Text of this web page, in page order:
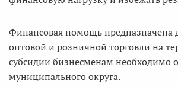
Финансовая помощь предназначена
оптовой и розничной торговли на
субсидии бизнесменам необходимо
муниципального округа.